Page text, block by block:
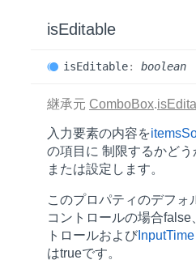
isEditable
isEditable: boolean
継承元 ComboBox.
入力要素の内容を
の項目に 制限するかど
または設定します。
このプロパティのデフォ
コントロールの場合false
トロールおよび InputTime
はtrueです。